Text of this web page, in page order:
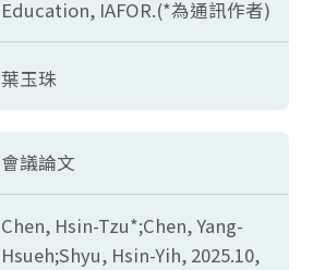
Education, IAFOR.(*為通訊作者)
葉玉珠
會議論文
Chen, Hsin-Tzu*;Chen, Yang-
Hsueh;Shyu, Hsin-Yih, 2025.10,